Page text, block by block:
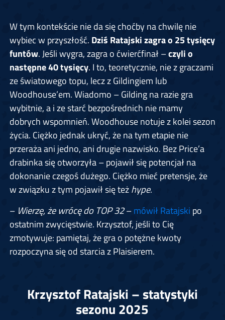
W tym kontekście nie da się choćby na chwilę nie
wybiec w przyszłość. Dziś Ratajski zagra o 25 tysięcy
funtów. Jeśli wygra, zagra o ćwierćfinał –czyli o
następne 40 tysięcy. I to, teoretycznie, nie z graczami
ze światowego topu, lecz z Gildingiem lub
Woodhouse’em. Wiadomo – Gilding na razie gra
wybitnie, a i ze starć bezpośrednich nie mamy
dobrych wspomnień. Woodhouse notuje z kolei sezon
życia. Ciężko jednak ukryć, że na tym etapie nie
przeraża ani jedno, ani drugie nazwisko. Bez Price’a
drabinka się otworzyła – pojawił się potencjał na
dokonanie czegoś dużego. Ciężko mieć pretensje, że
w związku z tym pojawił się teżhype.
– Wierzę, że wrócę do TOP 32–mówił Ratajski po
ostatnim zwycięstwie. Krzysztof, jeśli to Cię
zmotywuje: pamiętaj, że gra o potężne kwoty
rozpoczyna się od starcia z Plaisierem.
Krzysztof Ratajski – statystyki
sezonu 2025